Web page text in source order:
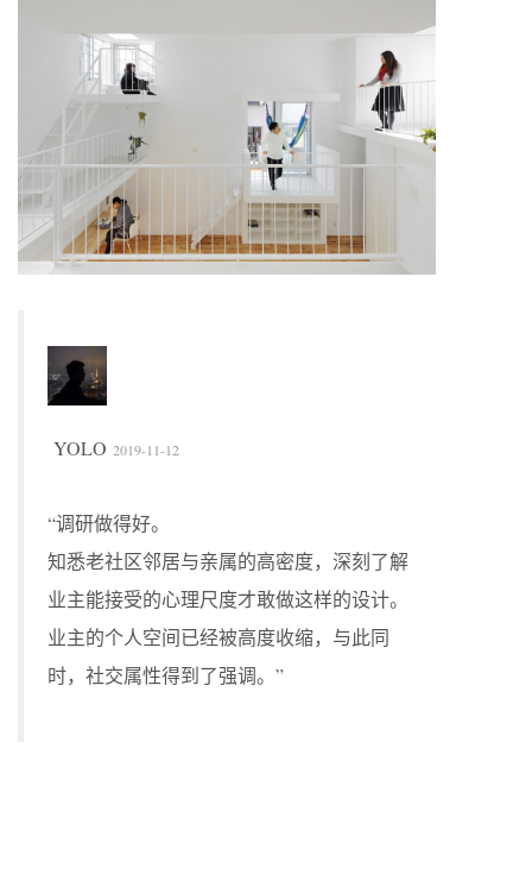
YOLO 2019-11-12
“调研做得好。
知悉老社区邻居与亲属的高密度，深刻了解
业主能接受的心理尺度才敢做这样的设计。
业主的个人空间已经被高度收缩，与此同
时，社交属性得到了强调。”